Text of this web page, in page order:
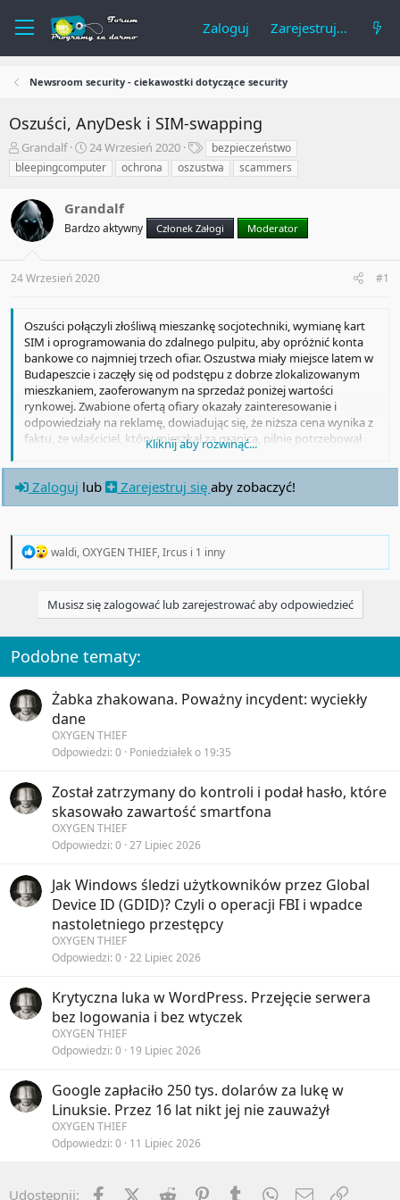
Zaloguj Zarejestruj się
Newsroom security - ciekawostki dotyczące security
Oszuści, AnyDesk i SIM-swapping
A
u
t
r
t
e
m
a
Grandalf
R
o
z
o
c
ę
t
24 Wrzesień 2020
T
a
g
bezpieczeństwo
bleepingcomputer
ochrona oszustwa scammers
Grandalf
Bardzo aktywny Członek Załogi Moderator
24 Wrzesień 2020 #1
Oszuści połączyli złośliwą mieszankę socjotechniki, wymianę kart
SIM i oprogramowania do zdalnego pulpitu, aby opróżnić konta
bankowe co najmniej trzech ofiar. Oszustwa miały miejsce latem w
Budapeszcie i zaczęły się od podstępu z dobrze zlokalizowanym
mieszkaniem, zaoferowanym na sprzedaż poniżej wartości
rynkowej. Zwabione ofertą ofiary okazały zainteresowanie i
odpowiedziały na reklamę, dowiadując się, że niższa cena wynika z
faktu, że właściciel, który mieszkał za granicą, pilnie potrzebował
Kliknij aby rozwinąć...
Zaloguj lub Zarejestruj się aby zobaczyć!
R
t
i
o
n
s
:
waldi,OXYGEN THIEF,Ircus i 1 inny
Musisz się zalogować lub zarejestrować aby odpowiedzieć
Podobne tematy:
Żabka zhakowana. Poważny incydent: wyciekły
dane
OXYGEN THIEF
Odpowiedzi 0 Poniedziałek o 19:35
Został zatrzymany do kontroli i podał hasło, które
skasowało zawartość smartfona
OXYGEN THIEF
Odpowiedzi 0 27 Lipiec 2026
Jak Windows śledzi użytkowników przez Global
Device ID (GDID)? Czyli o operacji FBI i wpadce
nastoletniego przestępcy
OXYGEN THIEF
Odpowiedzi 0 22 Lipiec 2026
Krytyczna luka w WordPress. Przejęcie serwera
bez logowania i bez wtyczek
OXYGEN THIEF
Odpowiedzi 0 19 Lipiec 2026
Google zapłaciło 250 tys. dolarów za lukę w
Linuksie. Przez 16 lat nikt jej nie zauważył
OXYGEN THIEF
Odpowiedzi 0 11 Lipiec 2026
Udostępnij: FacebookX (Twitter)
Reddit PinterestTumblr WhatsApp
Email